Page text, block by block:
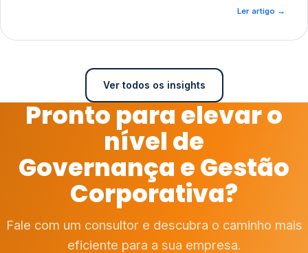
Ler artigo →
Ver todos os insights
Pronto para elevar o
nível de
Governança e Gestão
Corporativa?
Fale com um consultor e descubra o caminho mais
eficiente para a sua empresa.